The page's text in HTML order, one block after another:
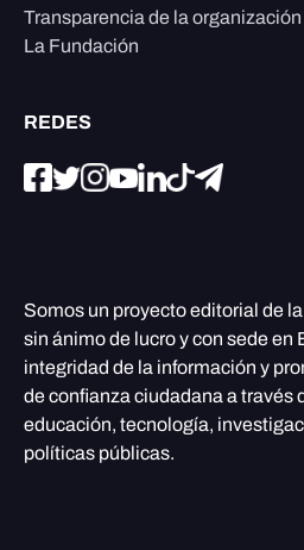
Transparencia de la organización
La Fundación
REDES
Somos un proyecto editorial de la
sin ánimo de lucro y con sede en
integridad de la información y
de confianza ciudadana a través
educación, tecnología,
políticas públicas.